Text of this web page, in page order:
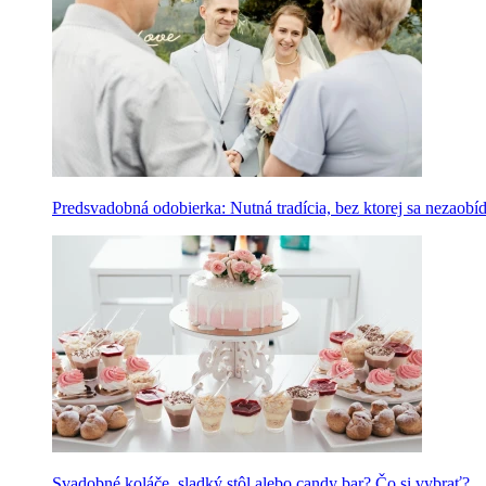
Predsvadobná odobierka: Nutná tradícia, bez ktorej sa